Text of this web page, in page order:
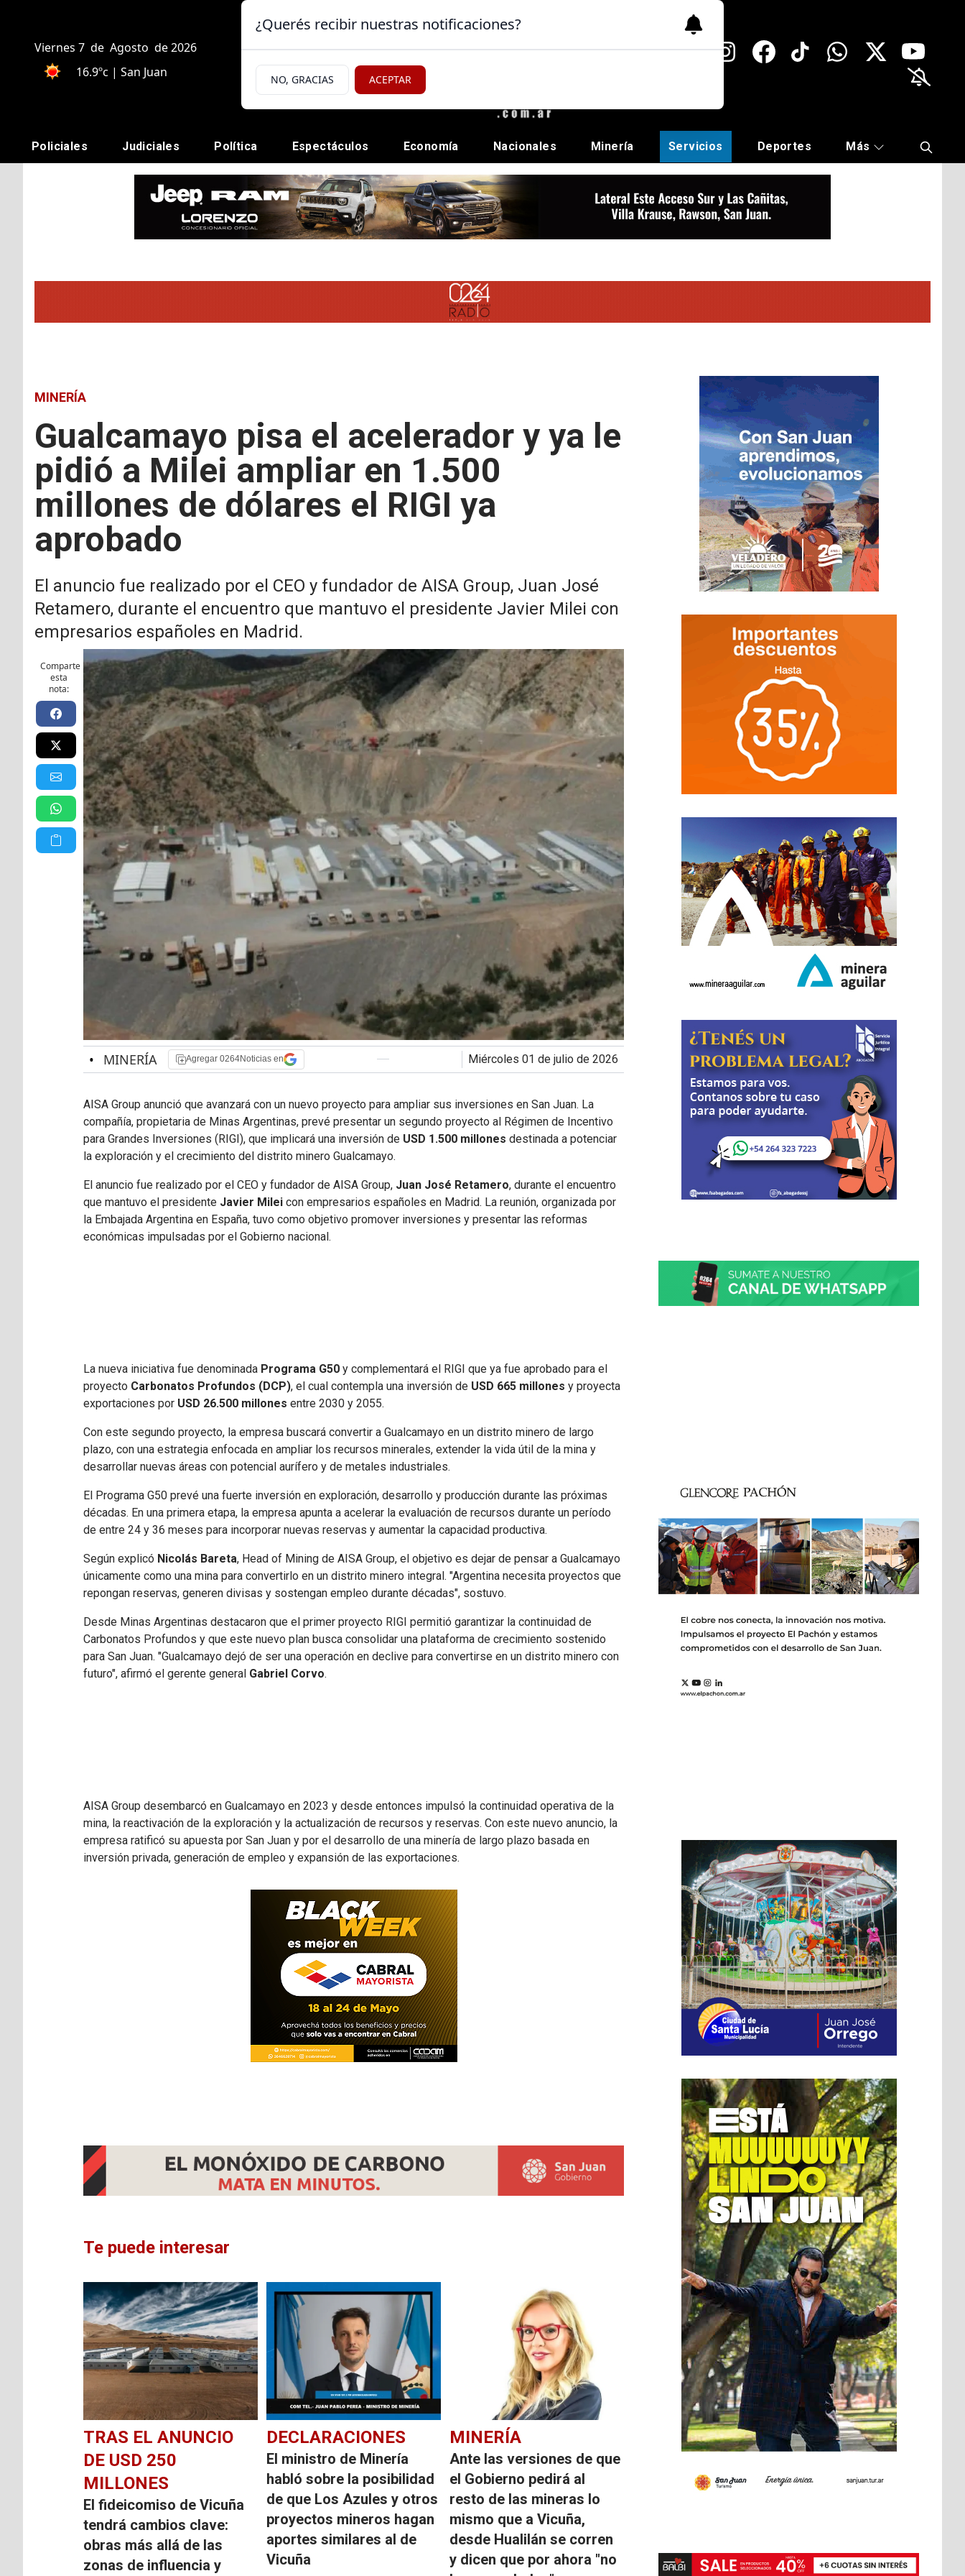
Viernes 7 de Agosto de 2026
16.9ºc | San Juan
Policiales Judiciales Política Espectáculos Economía Nacionales Minería Servicios Deportes Más
MINERÍA
Gualcamayo pisa el acelerador y ya le
pidió a Milei ampliar en 1.500
millones de dólares el RIGI ya
aprobado
El anuncio fue realizado por el CEO y fundador de AISA Group, Juan José
Retamero, durante el encuentro que mantuvo el presidente Javier Milei con
empresarios españoles en Madrid.
Comparte
esta
nota:
• MINERÍA Agregar 0264Noticias en miércoles 01 de julio de 2026
AISA Group anunció que avanzará con un nuevo proyecto para ampliar sus inversiones en San Juan. La
compañía, propietaria de Minas Argentinas, prevé presentar un segundo proyecto al Régimen de Incentivo
para Grandes Inversiones (RIGI), que implicará una inversión de USD 1.500 millones destinada a potenciar
la exploración y el crecimiento del distrito minero Gualcamayo.
El anuncio fue realizado por el CEO y fundador de AISA Group, Juan José Retamero, durante el encuentro
que mantuvo el presidente Javier Milei con empresarios españoles en Madrid. La reunión, organizada por
la Embajada Argentina en España, tuvo como objetivo promover inversiones y presentar las reformas
económicas impulsadas por el Gobierno nacional.
La nueva iniciativa fue denominada Programa G50 y complementará el RIGI que ya fue aprobado para el
proyecto Carbonatos Profundos (DCP), el cual contempla una inversión de USD 665 millones y proyecta
exportaciones por USD 26.500 millones entre 2030 y 2055.
Con este segundo proyecto, la empresa buscará convertir a Gualcamayo en un distrito minero de largo
plazo, con una estrategia enfocada en ampliar los recursos minerales, extender la vida útil de la mina y
desarrollar nuevas áreas con potencial aurífero y de metales industriales.
El Programa G50 prevé una fuerte inversión en exploración, desarrollo y producción durante las próximas
décadas. En una primera etapa, la empresa apunta a acelerar la evaluación de recursos durante un período
de entre 24 y 36 meses para incorporar nuevas reservas y aumentar la capacidad productiva.
Según explicó Nicolás Bareta, Head of Mining de AISA Group, el objetivo es dejar de pensar a Gualcamayo
únicamente como una mina para convertirlo en un distrito minero integral. "Argentina necesita proyectos que
repongan reservas, generen divisas y sostengan empleo durante décadas", sostuvo.
Desde Minas Argentinas destacaron que el primer proyecto RIGI permitió garantizar la continuidad de
Carbonatos Profundos y que este nuevo plan busca consolidar una plataforma de crecimiento sostenido
para San Juan. "Gualcamayo dejó de ser una operación en declive para convertirse en un distrito minero con
futuro", afirmó el gerente general Gabriel Corvo.
AISA Group desembarcó en Gualcamayo en 2023 y desde entonces impulsó la continuidad operativa de la
mina, la reactivación de la exploración y la actualización de recursos y reservas. Con este nuevo anuncio, la
empresa ratificó su apuesta por San Juan y por el desarrollo de una minería de largo plazo basada en
inversión privada, generación de empleo y expansión de las exportaciones.
Te puede interesar
TRAS EL ANUNCIO
DE USD 250
MILLONES
El fideicomiso de Vicuña
tendrá cambios clave:
obras más allá de las
zonas de influencia y
DECLARACIONES
El ministro de Minería
habló sobre la posibilidad
de que Los Azules y otros
proyectos mineros hagan
aportes similares al de
Vicuña
MINERÍA
Ante las versiones de que
el Gobierno pedirá al
resto de las mineras lo
mismo que a Vicuña,
desde Hualilán se corren
y dicen que por ahora "no
¿Querés recibir nuestras notificaciones?
NO, GRACIAS ACEPTAR